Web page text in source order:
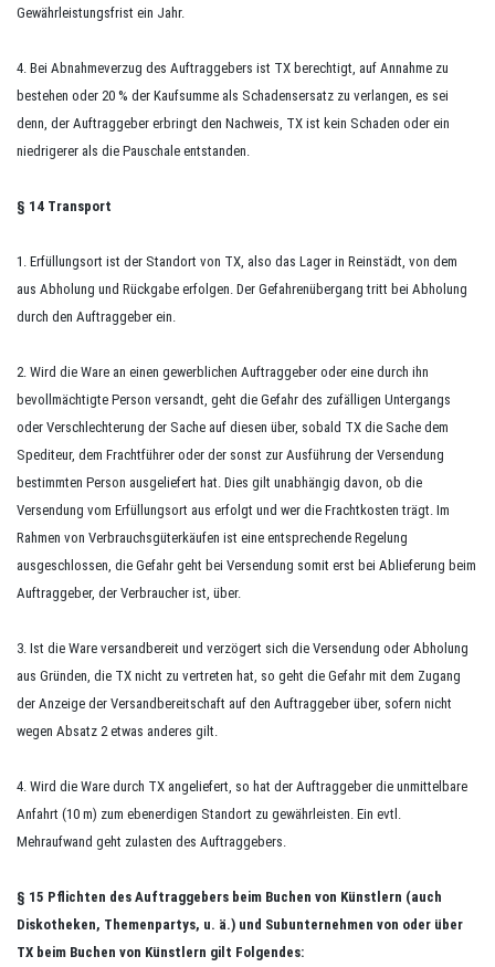
Gewährleistungsfrist ein Jahr.
4. Bei Abnahmeverzug des Auftraggebers ist TX berechtigt, auf Annahme zu
bestehen oder 20 % der Kaufsumme als Schadensersatz zu verlangen, es sei
denn, der Auftraggeber erbringt den Nachweis, TX ist kein Schaden oder ein
niedrigerer als die Pauschale entstanden.
§ 14 Transport
1. Erfüllungsort ist der Standort von TX, also das Lager in Reinstädt, von dem
aus Abholung und Rückgabe erfolgen. Der Gefahrenübergang tritt bei Abholung
durch den Auftraggeber ein.
2. Wird die Ware an einen gewerblichen Auftraggeber oder eine durch ihn
bevollmächtigte Person versandt, geht die Gefahr des zufälligen Untergangs
oder Verschlechterung der Sache auf diesen über, sobald TX die Sache dem
Spediteur, dem Frachtführer oder der sonst zur Ausführung der Versendung
bestimmten Person ausgeliefert hat. Dies gilt unabhängig davon, ob die
Versendung vom Erfüllungsort aus erfolgt und wer die Frachtkosten trägt. Im
Rahmen von Verbrauchsgüterkäufen ist eine entsprechende Regelung
ausgeschlossen, die Gefahr geht bei Versendung somit erst bei Ablieferung beim
Auftraggeber, der Verbraucher ist, über.
3. Ist die Ware versandbereit und verzögert sich die Versendung oder Abholung
aus Gründen, die TX nicht zu vertreten hat, so geht die Gefahr mit dem Zugang
der Anzeige der Versandbereitschaft auf den Auftraggeber über, sofern nicht
wegen Absatz 2 etwas anderes gilt.
4. Wird die Ware durch TX angeliefert, so hat der Auftraggeber die unmittelbare
Anfahrt (10 m) zum ebenerdigen Standort zu gewährleisten. Ein evtl.
Mehraufwand geht zulasten des Auftraggebers.
§ 15 Pflichten des Auftraggebers beim Buchen von Künstlern (auch
Diskotheken, Themenpartys, u. ä.) und Subunternehmen von oder über
TX beim Buchen von Künstlern gilt Folgendes: